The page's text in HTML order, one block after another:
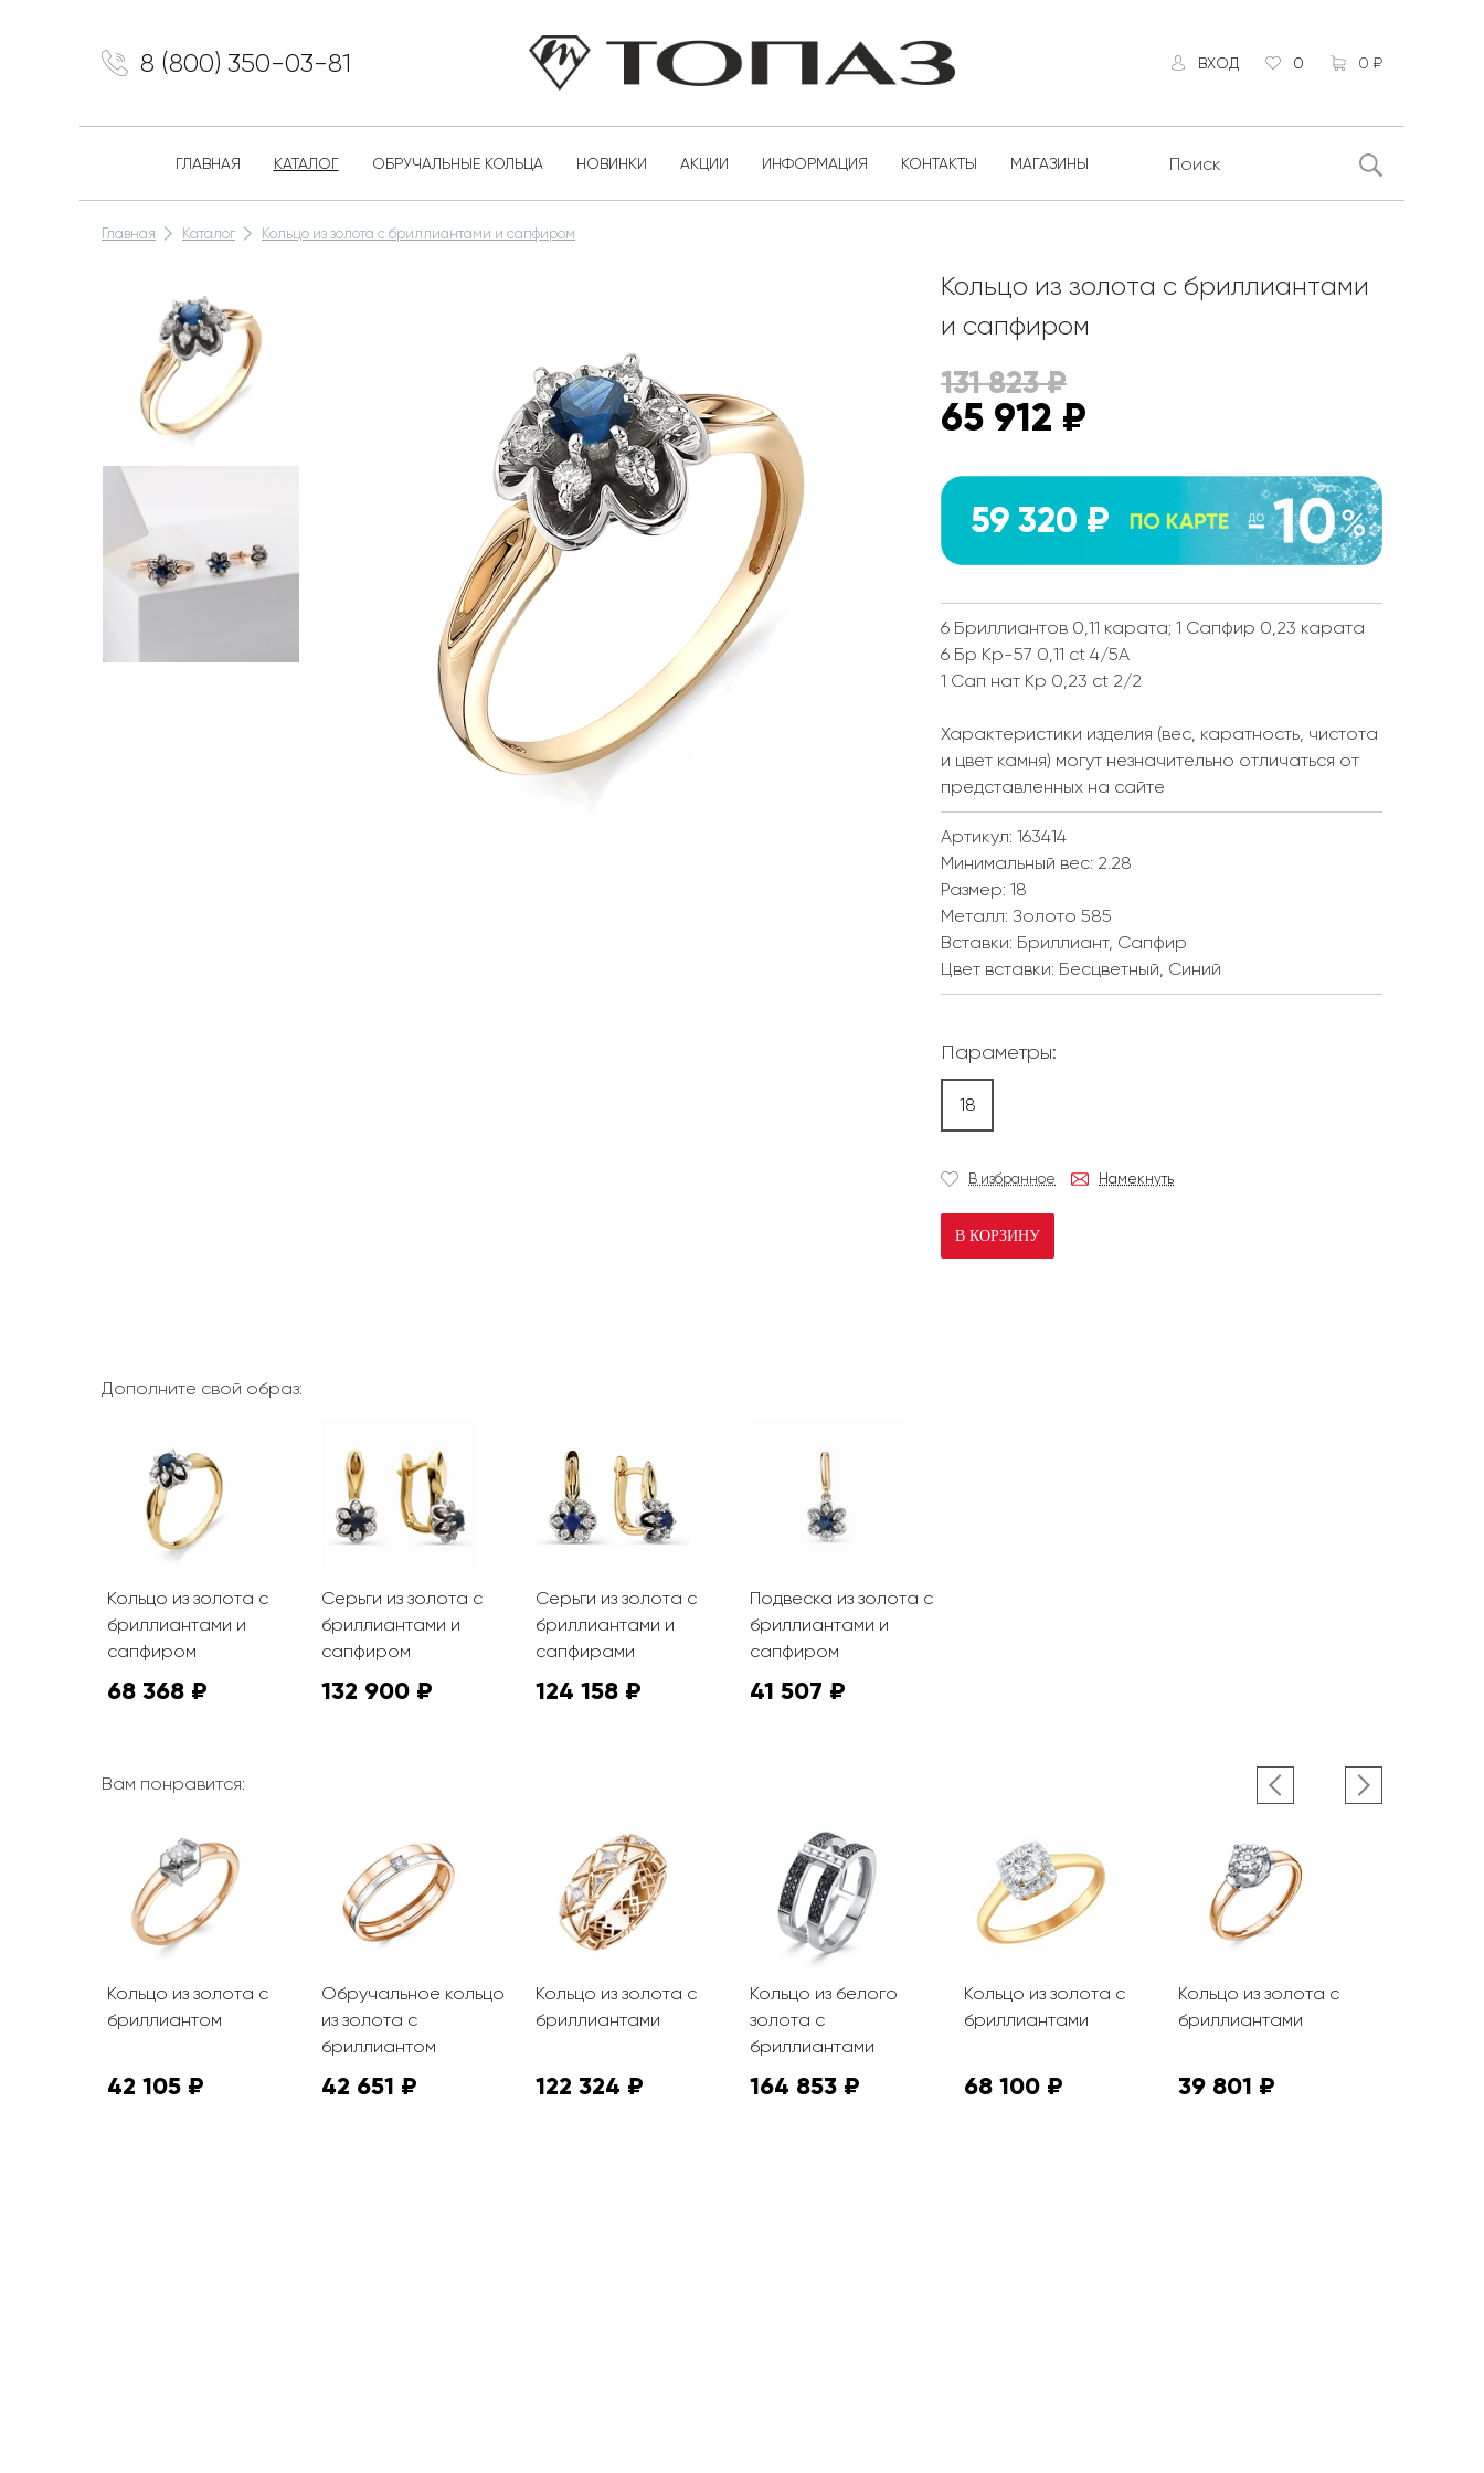
8 (800) 350-03-81 ВХОД 0 0 ₽
ГЛАВНАЯ КАТАЛОГ ОБРУЧАЛЬНЫЕ КОЛЬЦА НОВИНКИ АКЦИИ ИНФОРМАЦИЯ КОНТАКТЫ МАГАЗИНЫ
Главная Каталог Кольцо из золота с бриллиантами и сапфиром
Кольцо из золота с бриллиантами
и сапфиром
131 823₽
65 912 ₽
59 320 ₽
6 Бриллиантов 0,11 карата; 1 Сапфир 0,23 карата
6 Бр Кр-57 0,11 ct 4/5А
1 Сап нат Кр 0,23 ct 2/2
Характеристики изделия (вес, каратность, чистота
и цвет камня) могут незначительно отличаться от
представленных на сайте
Артикул: 163414
Минимальный вес: 2.28
Размер: 18
Металл: Золото 585
Вставки: Бриллиант, Сапфир
Цвет вставки: Бесцветный, Синий
Параметры:
18
В избранное Намекнуть
В КОРЗИНУ
Дополните свой образ:
Кольцо из золота с
бриллиантами и
сапфиром
68 368 ₽
Серьги из золота с
бриллиантами и
сапфиром
132 900 ₽
Серьги из золота с
бриллиантами и
сапфирами
124 158 ₽
Подвеска из золота с
бриллиантами и
сапфиром
41 507 ₽
Вам понравится:
Кольцо из золота с
бриллиантом
42 105 ₽
Обручальное кольцо
из золота с
бриллиантом
42 651 ₽
Кольцо из золота с
бриллиантами
122 324 ₽
Кольцо из белого
золота с
бриллиантами
164 853 ₽
Кольцо из золота с
бриллиантами
68 100 ₽
Кольцо из золота с
бриллиантами
39 801 ₽